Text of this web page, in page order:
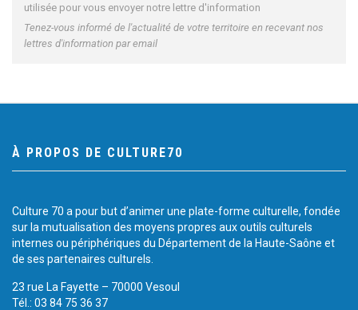
utilisée pour vous envoyer notre lettre d'information
Tenez-vous informé de l'actualité de votre territoire en recevant nos
lettres d'information par email
À PROPOS DE CULTURE70
Culture 70 a pour but d’animer une plate-forme culturelle, fondée
sur la mutualisation des moyens propres aux outils culturels
internes ou périphériques du Département de la Haute-Saône et
de ses partenaires culturels.
23 rue La Fayette – 70000 Vesoul
Tél.: 03 84 75 36 37